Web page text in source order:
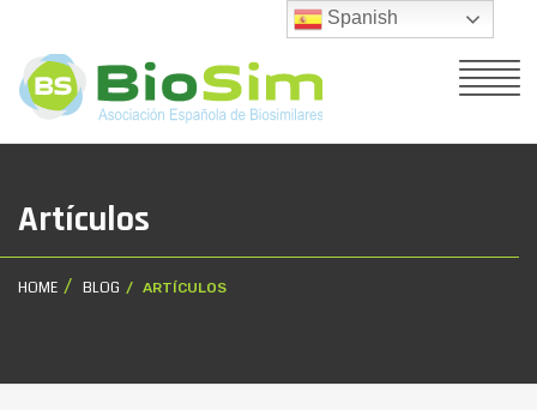
Artículos
HOME BLOG ARTÍCULOS
Spanish